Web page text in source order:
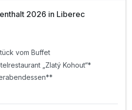
2026 in Liberec
vom Buffet
„Zlatý Kohout“*